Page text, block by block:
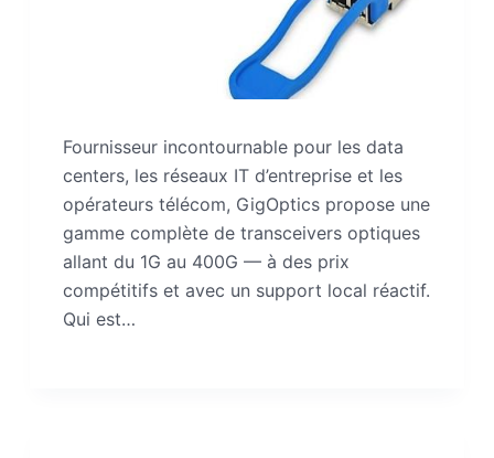
Fournisseur incontournable pour les data
centers, les réseaux IT d’entreprise et les
opérateurs télécom, GigOptics propose une
gamme complète de transceivers optiques
allant du 1G au 400G — à des prix
compétitifs et avec un support local réactif.
Qui est…